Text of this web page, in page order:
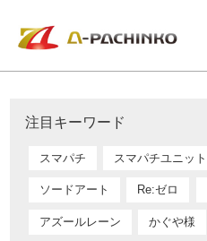
注目キーワード
スマパチ スマパチユニット
ソードアート Re:ゼロ
アズールレーン かぐや様